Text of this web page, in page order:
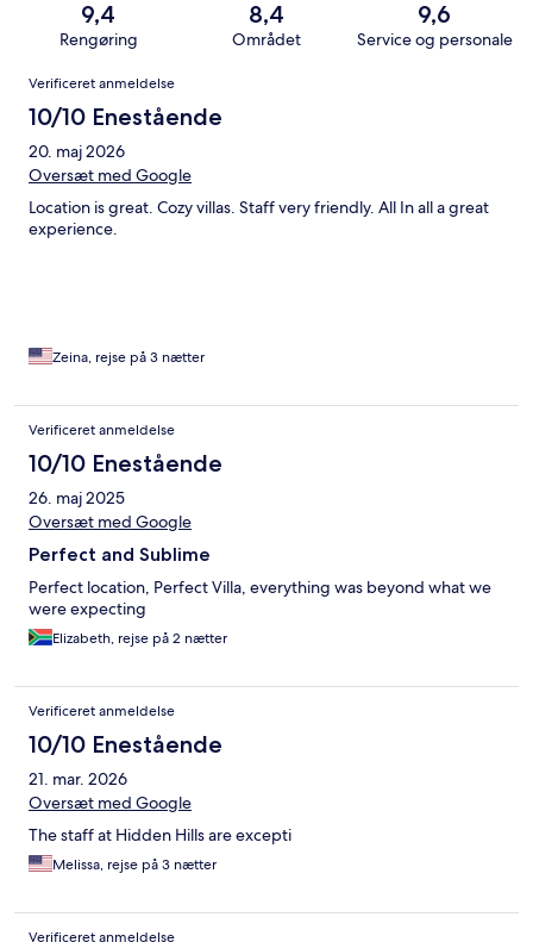
9,4
Rengøring
8,4
Området
9,6
Service og personale
Anmeldelser
Verificeret anmeldelse
10/10 Enestående
20. maj 2026
Oversæt med Google
Location is great. Cozy villas. Staff very friendly. All In all a great
experience.
Zeina, rejse på 3 nætter
Verificeret anmeldelse
10/10 Enestående
26. maj 2025
Oversæt med Google
Perfect and Sublime
Perfect location, Perfect Villa, everything was beyond what we
were expecting
Elizabeth, rejse på 2 nætter
Verificeret anmeldelse
10/10 Enestående
21. mar. 2026
Oversæt med Google
The staff at Hidden Hills are excepti
Melissa, rejse på 3 nætter
Verificeret anmeldelse